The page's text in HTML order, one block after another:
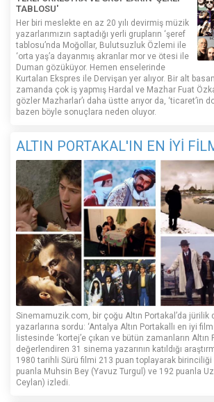
TABLOSU'
Her biri meslekte en az 20 yılı devirmiş müzik
yazarlarımızın saptadığı yerli grupların ‘şeref
tablosu’nda Moğollar, Bulutsuzluk Özlemi ile
‘orta yaş’a dayanmış akranlar mor ve ötesi ile
Duman gözüküyor. Hemen enselerinde
Kurtalan Ekspres ile Dervişan yer alıyor. Bir alt
zamanda çok iş yapmış Hardal ve Mazhar Fuat
gözler Mazharlar’ı daha üstte arıyor da, ‘ticaret’in
bazen böyle sonuçlara neden oluyor.
ALTIN PORTAKAL'IN EN İYİ
Sinemamuzik.com, bir çoğu Altın Portakal’da jürilik
yazarlarına sordu: ‘Antalya Altın Portakallı en iyi
listesinde ‘kortej’e çıkan ve bütün zamanların
değerlendiren 31 sinema yazarının katıldığı
1980 tarihli Sürü filmi 213 puan toplayarak birinciliği
puanla Muhsin Bey (Yavuz Turgul) ve 192 puanla
Ceylan) izledi.